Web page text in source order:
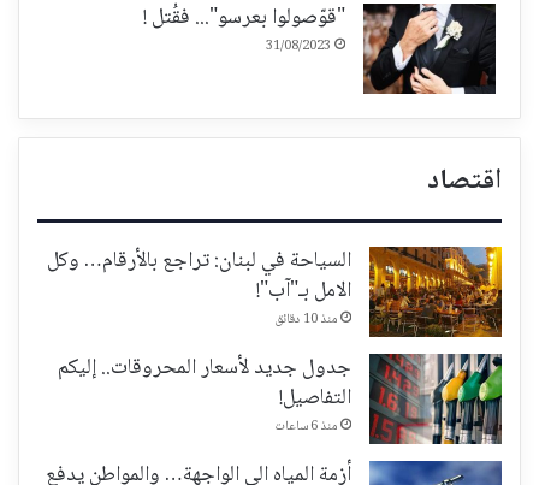
"قوّصولوا بعرسو"... فقُتل !
31/08/2023
اقتصاد
السياحة في لبنان: تراجع بالأرقام… وكل
الامل بـ"آب"!
منذ 10 دقائق
جدول جديد لأسعار المحروقات.. إليكم
التفاصيل!
منذ 6 ساعات
أزمة المياه الى الواجهة… والمواطن يدفع